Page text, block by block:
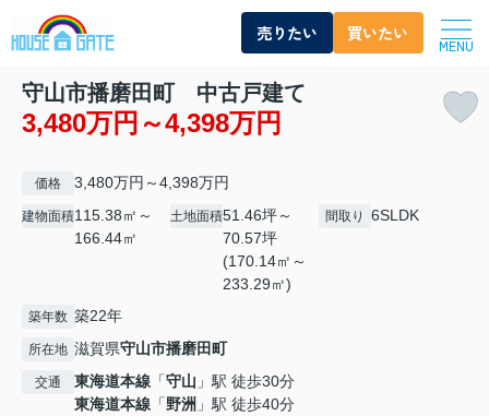
売りたい 買いたい
MENU
守山市播磨田町 中古戸建て
3,480万円～4,398万円
価格 3,480万円～4,398万円
建物面積115.38㎡～
166.44㎡
土地面積51.46坪～
70.57坪
(170.14㎡～
233.29㎡)
間取り 6SLDK
築年数 築22年
所在地 滋賀県守山市播磨田町
交通 東海道本線 「守山 」駅 徒歩30分
東海道本線 「野洲 」駅 徒歩40分